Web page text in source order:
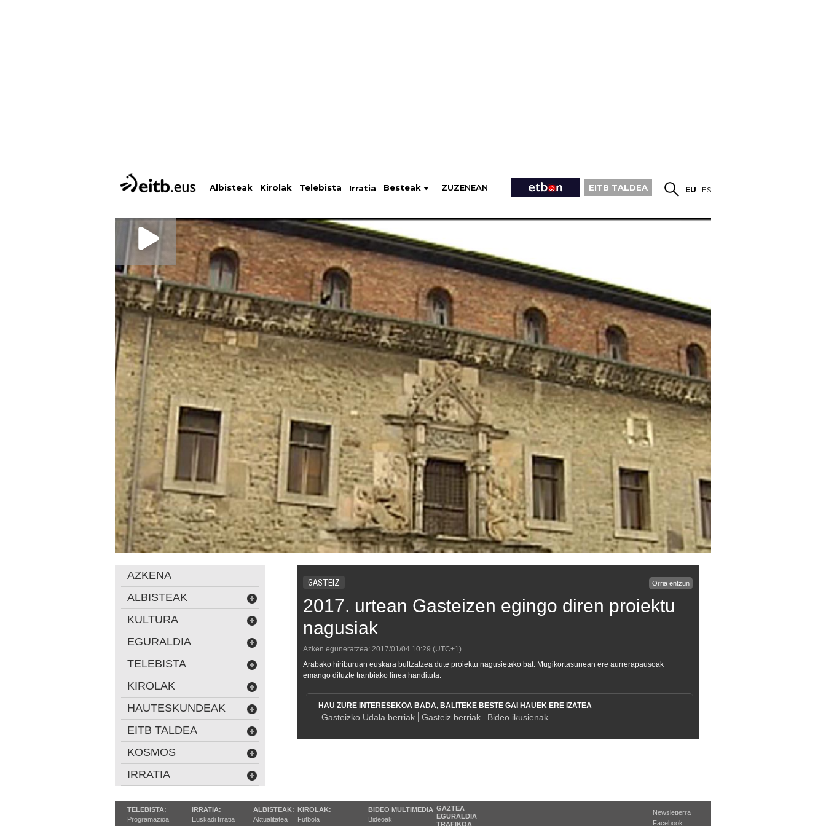
Albisteak Kirolak Telebista Irratia Besteak ZUZENEAN EITB TALDEA EU ES
GASTEIZ Orria entzun
2017. urtean Gasteizen egingo diren proiektu
nagusiak
Azken eguneratzea: 2017/01/04 10:29 (UTC+1)
Arabako hiriburuan euskara bultzatzea dute proiektu nagusietako bat. Mugikortasunean ere aurrerapausoak
emango dituzte tranbiako línea handituta.
HAU ZURE INTERESEKOA BADA, BALITEKE BESTE GAI HAUEK ERE IZATEA
Gasteizko Udala berriak Gasteiz berriak Bideo ikusienak
AZKENA
ALBISTEAK
KULTURA
EGURALDIA
TELEBISTA
KIROLAK
HAUTESKUNDEAK
EITB TALDEA
KOSMOS
IRRATIA
TELEBISTA:
Programazioa
IRRATIA:
Euskadi Irratia
ALBISTEAK:
Aktualitatea
KIROLAK:
Futbola
BIDEO MULTIMEDIA
Bideoak
GAZTEA
EGURALDIA
TRAFIKOA
Newsletterra
Facebook